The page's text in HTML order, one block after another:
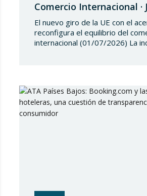
Comercio Internacional ·
El nuevo giro de la UE con el
reconfigura el equilibrio del
internacional (01/07/2026) La
Europea ha modificado las
entrada de acero,
contingente arancelario de…